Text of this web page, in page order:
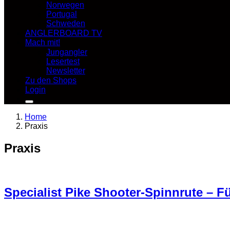
Norwegen
Portugal
Schweden
ANGLERBOARD TV
Mach mit!
Jungangler
Lesertest
Newsletter
Zu den Shops
Login
Home
Praxis
Praxis
Specialist Pike Shooter-Spinnrute –